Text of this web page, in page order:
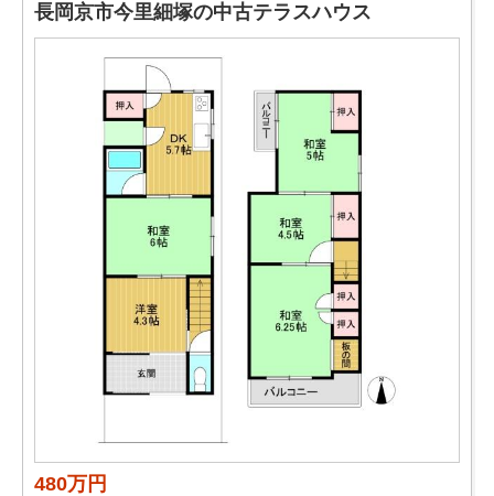
長岡京市今里細塚の中古テラスハウス
480万円